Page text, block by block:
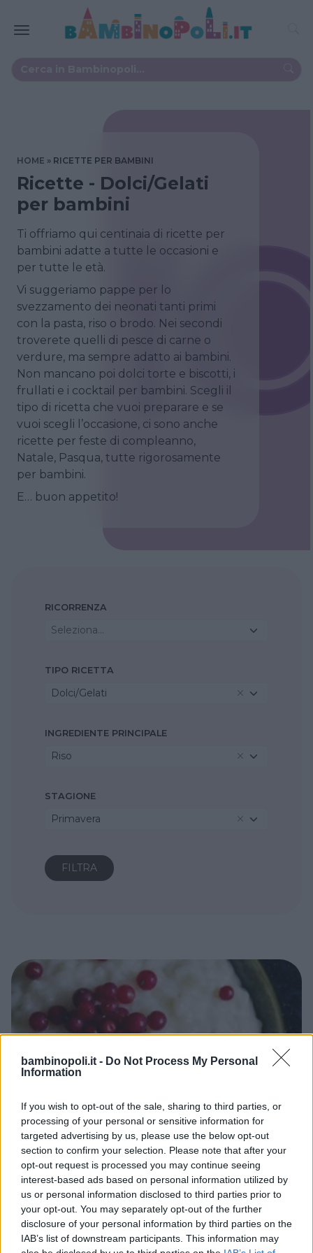
bambinopoli.it - Do Not Process My Personal
Information
If you wish to opt-out of the sale, sharing to third parties, or
processing of your personal or sensitive information for
targeted advertising by us, please use the below opt-out
section to confirm your selection. Please note that after your
opt-out request is processed you may continue seeing
interest-based ads based on personal information utilized by
us or personal information disclosed to third parties prior to
your opt-out. You may separately opt-out of the further
disclosure of your personal information by third parties on the
IAB’s list of downstream participants. This information may
HOME RICETTE PER BAMBINI
Ricette - Dolci/Gelati
per bambini
Ti offriamo qui centinaia di ricette per
bambini adatte a tutte le occasioni e
per tutte le età.
Vi suggeriamo pappe per lo
svezzamento dei neonati tanti primi
con la pasta, riso o brodo. Nei secondi
troverete quelli di pesce di carne o
verdure, ma sempre adatto ai bambini.
Non mancano poi dolci torte e biscotti, i
frullati e i cocktail per bambini. Scegli il
tipo di ricetta che vuoi preparare e se
vuoi scegli l’occasione, ci sono anche
ricette per feste di compleanno,
Natale, Pasqua, tutte rigorosamente
per bambini.
E… buon appetito!
RICORRENZA
Seleziona...
TIPO RICETTA
Dolci/Gelati
INGREDIENTE PRINCIPALE
Riso
STAGIONE
Primavera
TUTTI I GIORNI • DOLCI/GELATI • ESTATE • AUTUNNO
PRIMAVERA • INVERNO
Budino di riso estivo
RISO LATTE DI MANDORLA